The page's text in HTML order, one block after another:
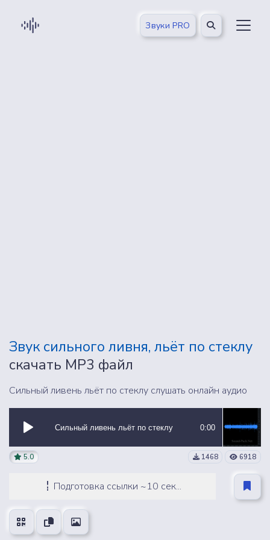
Звуки PRO
Звук сильного ливня, льёт по стеклу
скачать MP3 файл
Сильный ливень льёт по стеклу слушать онлайн аудио
Сильный ливень льёт по стеклу 0:00
5.0 1468 6918
Подготовка ссылки ~10 сек...